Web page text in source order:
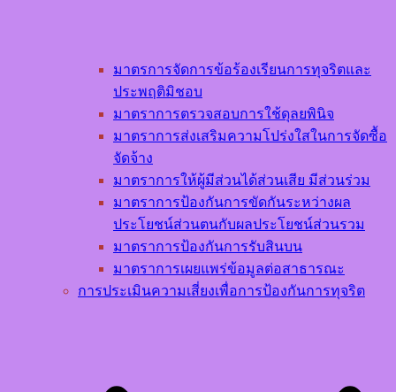
มาตรการจัดการข้อร้องเรียนการทุจริตและ
ประพฤติมิชอบ
มาตราการตรวจสอบการใช้ดุลยพินิจ
มาตราการส่งเสริมความโปร่งใสในการจัดซื้อ
จัดจ้าง
มาตราการให้ผู้มีส่วนได้ส่วนเสีย มีส่วนร่วม
มาตราการป้องกันการขัดกันระหว่างผล
ประโยชน์ส่วนตนกับผลประโยชน์ส่วนรวม
มาตราการป้องกันการรับสินบน
มาตราการเผยแพร่ข้อมูลต่อสาธารณะ
การประเมินความเสี่ยงเพื่อการป้องกันการทุจริต